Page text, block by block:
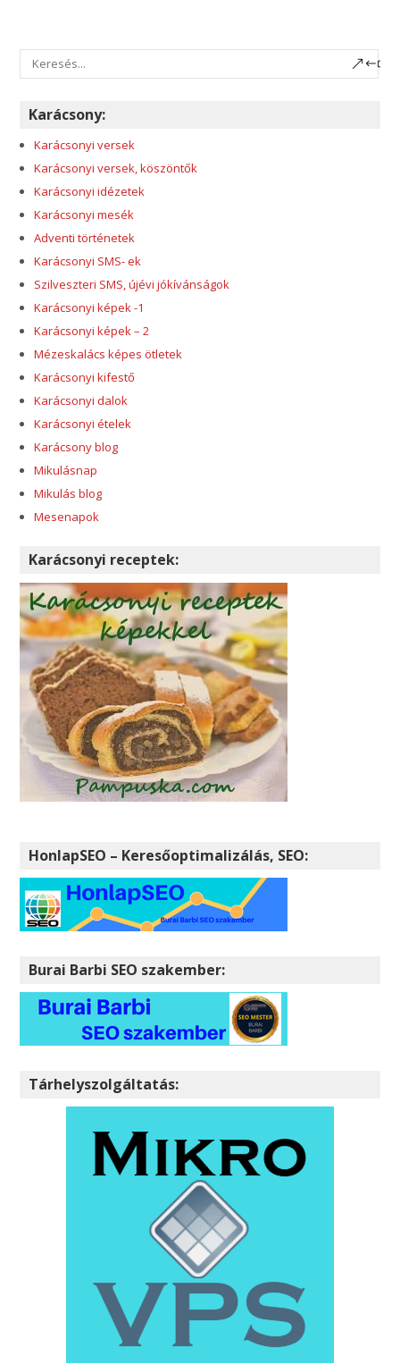
Karácsony:
Karácsonyi versek
Karácsonyi versek, köszöntők
Karácsonyi idézetek
Karácsonyi mesék
Adventi történetek
Karácsonyi SMS- ek
Szilveszteri SMS, újévi jókívánságok
Karácsonyi képek -1
Karácsonyi képek – 2
Mézeskalács képes ötletek
Karácsonyi kifestő
Karácsonyi dalok
Karácsonyi ételek
Karácsony blog
Mikulásnap
Mikulás blog
Mesenapok
Karácsonyi receptek:
HonlapSEO – Keresőoptimalizálás, SEO:
Burai Barbi SEO szakember:
Tárhelyszolgáltatás: